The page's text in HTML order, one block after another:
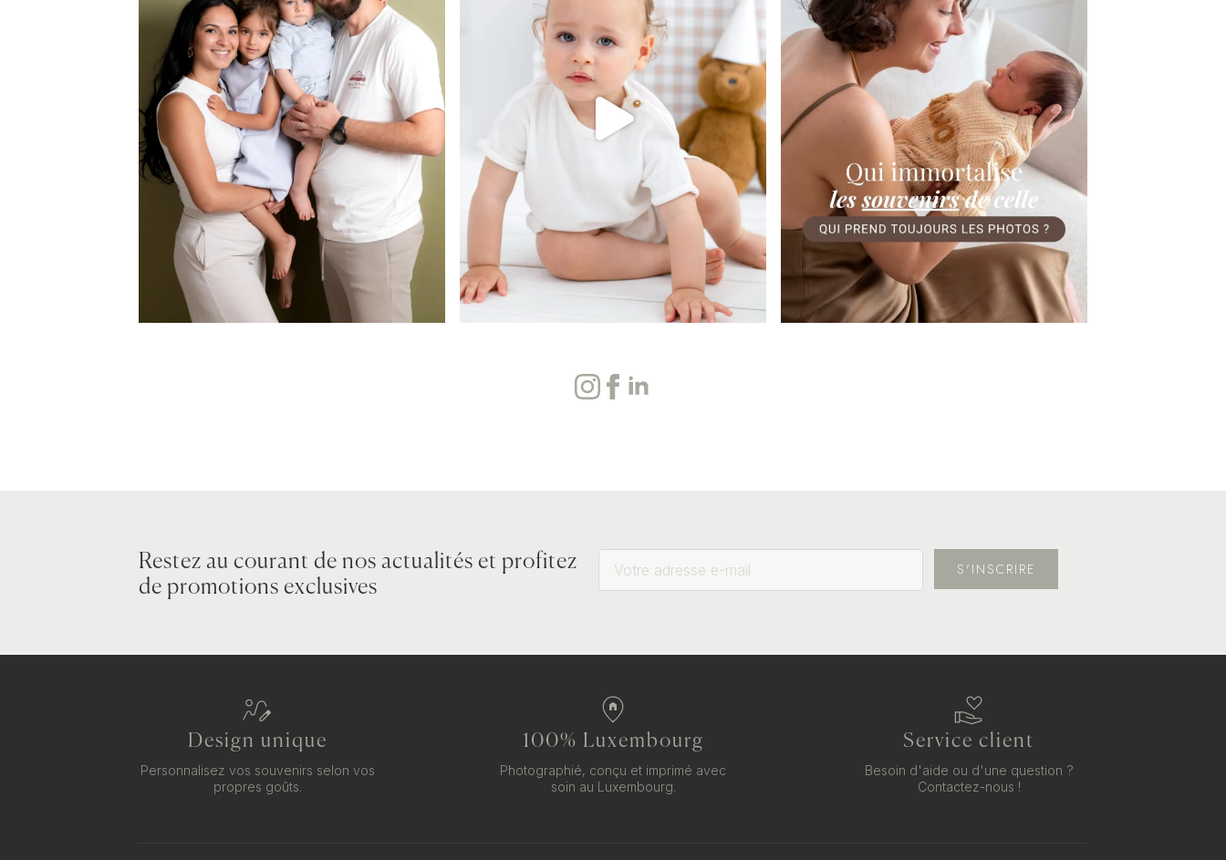
Restez au courant de nos actualités et profitez
de promotions exclusives
S'INSCRIRE
Design unique
Personnalisez vos souvenirs selon vos
propres goûts.
100% Luxembourg
Photographié, conçu et imprimé avec
soin au Luxembourg.
Service client
Besoin d'aide ou d'une question ?
Contactez-nous !